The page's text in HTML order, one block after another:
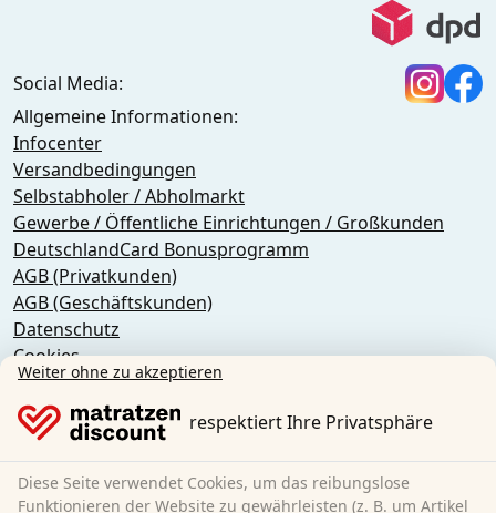
Social Media:
Allgemeine Informationen:
Infocenter
Versandbedingungen
Selbstabholer / Abholmarkt
Gewerbe / Öffentliche Einrichtungen / Großkunden
DeutschlandCard Bonusprogramm
AGB (Privatkunden)
AGB (Geschäftskunden)
Datenschutz
Cookies
Widerrufsbelehrung
Impressum
Vertrag widerrufen
Sleezzz GmbH
Weiter ohne zu akzeptieren
respektiert Ihre Privatsphäre
Diese Seite verwendet Cookies, um das reibungslose
Funktionieren der Website zu gewährleisten (z. B. um Artikel